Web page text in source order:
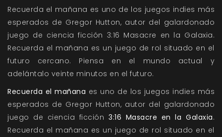
Recuerda el mañana es uno de los juegos indies más
esperados de Gregor Hutton, autor del galardonado
juego de ciencia ficción 3:16 Masacre en la Galaxia.
Recuerda el mañana es un juego de rol situado en el
futuro cercano. Piensa en el mundo actual y
adelántalo veinte minutos en el futuro.
Recuerda el mañana es uno de los juegos indies más
esperados de Gregor Hutton, autor del galardonado
juego de ciencia ficción 3:16 Masacre en la Galaxia.
Recuerda el mañana es un juego de rol situado en el